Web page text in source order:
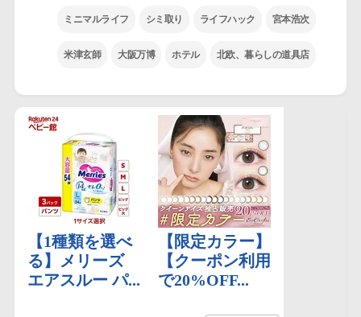
ミニマルライフ シミ取り ライフハック 宮本浩次
米津玄師 大阪万博 ホテル 北欧、暮らしの道具店